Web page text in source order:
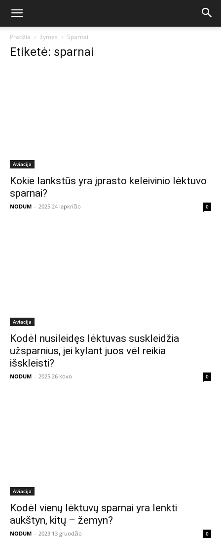
Pradžia žymės Sparnai
Etiketė: sparnai
Aviacija
Kokie lankstūs yra įprasto keleivinio lėktuvo
sparnai?
NODUM - 2025 24 lapkričio 0
Aviacija
Kodėl nusileidęs lėktuvas suskleidžia
užsparnius, jei kylant juos vėl reikia
išskleisti?
NODUM - 2025 26 kovo 0
Aviacija
Kodėl vienų lėktuvų sparnai yra lenkti
aukštyn, kitų – žemyn?
NODUM - 2023 13 gruodžio 0